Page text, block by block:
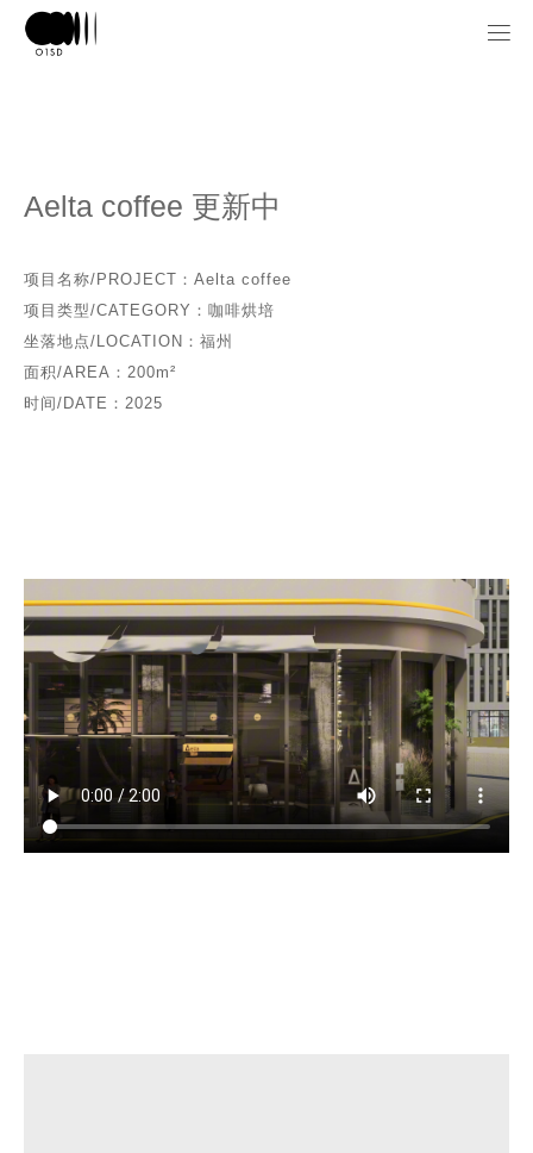

Aelta coffee 更新中
项目名称/PROJECT：Aelta coffee
项目类型/CATEGORY：咖啡烘培
坐落地点/LOCATION：福州
面积/AREA：200m²
时间/DATE：2025